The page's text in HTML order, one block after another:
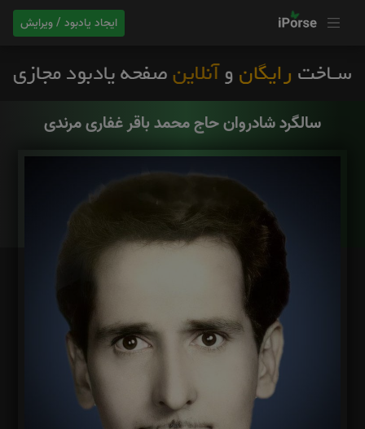
ایجاد یادبود / ویرایش
سالگرد شادروان حاج محمد باقر غفاری مرندی